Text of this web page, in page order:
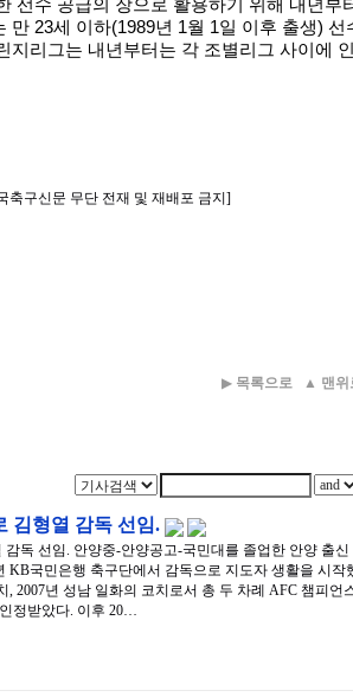
선수 공급의 장으로 활용하기 위해 내년부
만 23세 이하(1989년 1월 1일 이후 출생) 선
리그는 내년부터는 각 조별리그 사이에 인
축구신문 무단 전재 및 재배포 금지]
▶ 목록으로 ▲ 맨위
김형열 감독 선임.
독 선임. 안양중-안양공고-국민대를 졸업한 안양 출신
KB국민은행 축구단에서 감독으로 지도자 생활을 시작
, 2007년 성남 일화의 코치로서 총 두 차례 AFC 챔피언
정받았다. 이후 20…